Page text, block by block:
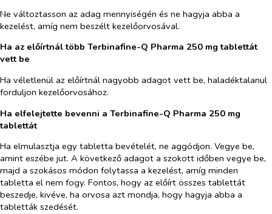
Ne változtasson az adag mennyiségén és ne hagyja abba a
kezelést, amíg nem beszélt kezelőorvosával.
Ha az előírtnál több Terbinafine-Q Pharma 250 mg tablettát
vett be
Ha véletlenül az előírtnál nagyobb adagot vett be, haladéktalanul
forduljon kezelőorvosához.
Ha elfelejtette bevenni a Terbinafine-Q Pharma 250 mg
tablettát
Ha elmulasztja egy tabletta bevételét, ne aggódjon. Vegye be,
amint eszébe jut. A következő adagot a szokott időben vegye be,
majd a szokásos módon folytassa a kezelést, amíg minden
tabletta el nem fogy. Fontos, hogy az előírt összes tablettát
beszedje, kivéve, ha orvosa azt mondja, hogy hagyja abba a
tabletták szedését.